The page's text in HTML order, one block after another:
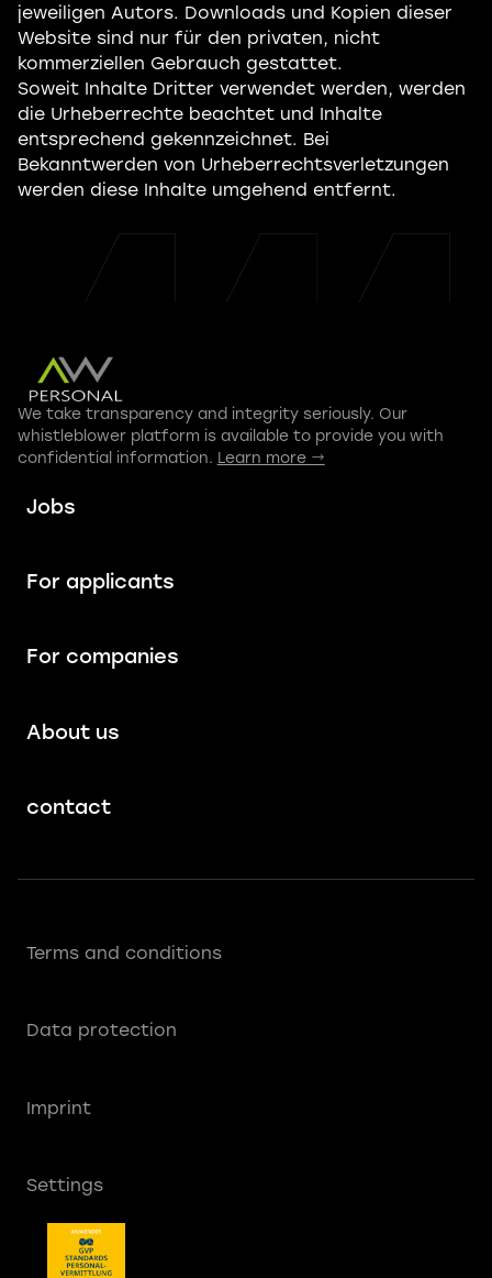
jeweiligen Autors. Downloads und Kopien dieser
Website sind nur für den privaten, nicht
kommerziellen Gebrauch gestattet.
Soweit Inhalte Dritter verwendet werden, werden
die Urheberrechte beachtet und Inhalte
entsprechend gekennzeichnet. Bei
Bekanntwerden von Urheberrechtsverletzungen
werden diese Inhalte umgehend entfernt.
We take transparency and integrity seriously. Our
whistleblower platform is available to provide you with
confidential information. Learn more →
Jobs
For applicants
For companies
About us
contact
Terms and conditions
Data protection
Imprint
Settings